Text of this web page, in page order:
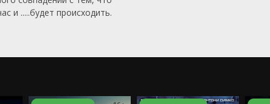
и .....будет происходить.